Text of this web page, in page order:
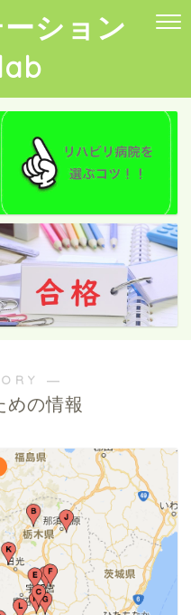
ション
―
めの情報